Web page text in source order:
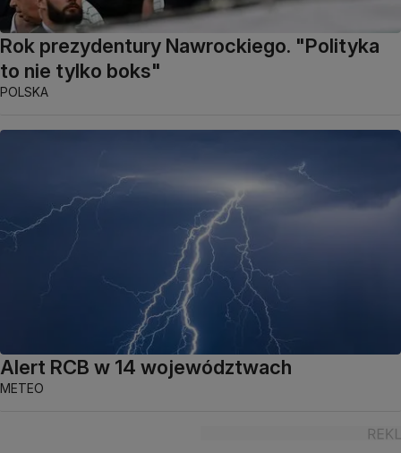
Rok prezydentury Nawrockiego. "Polityka
to nie tylko boks"
POLSKA
Alert RCB w 14 województwach
METEO